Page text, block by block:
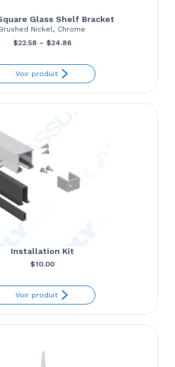
Glass Shelf Bracket
Brushed Nickel, Chrome
$22.58 – $24.86Price
$22.58
through
Voir produit
Installation Kit
$10.00
Voir produit